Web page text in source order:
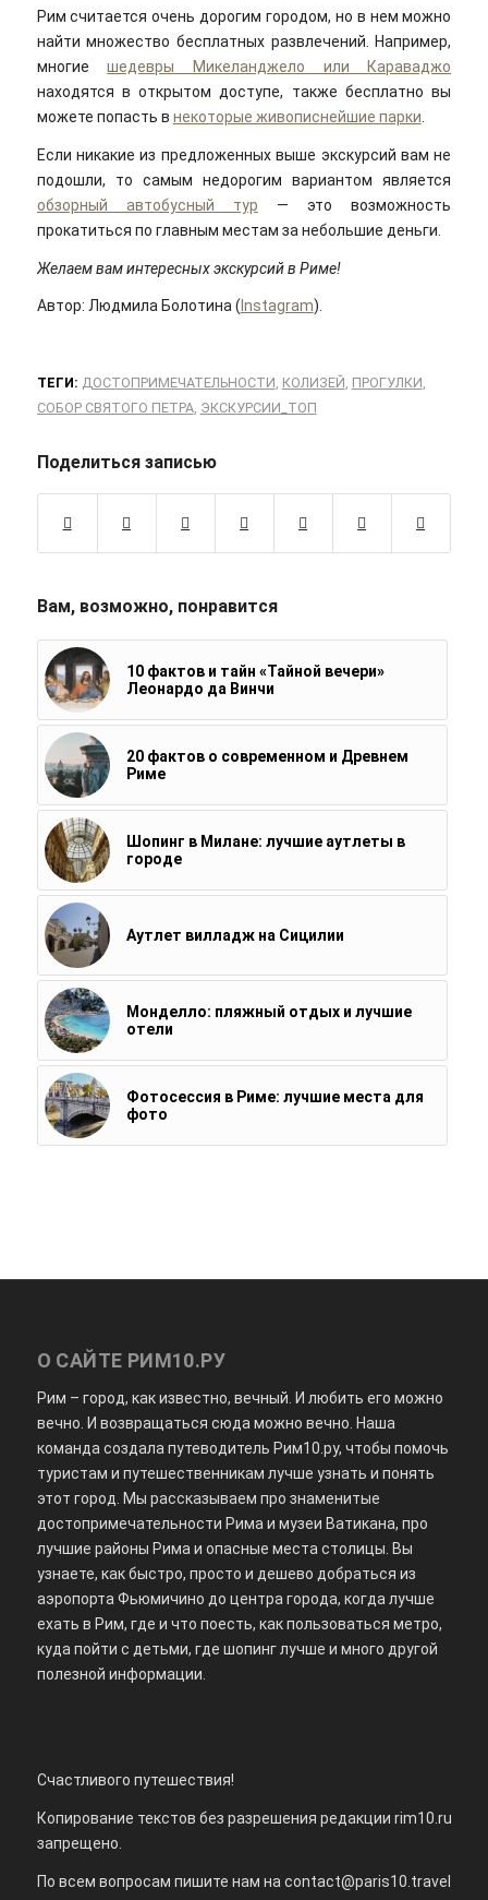
Рим считается очень дорогим городом, но в нем можно
найти множество бесплатных развлечений. Например,
многиешедевры Микеланджело или Караваджо
находятся в открытом доступе, также бесплатно вы
можете попасть в некоторые живописнейшие парки
Если никакие из предложенных выше экскурсий вам не
подошли, то самым недорогим вариантом является
обзорный автобусный тур — это возможность
прокатиться по главным местам за небольшие деньги.
Желаем вам интересных экскурсий в Риме!
Автор: Людмила Болотина ( Instagram).
ТЕГИ: ДОСТОПРИМЕЧАТЕЛЬНОСТИ, КОЛИЗЕЙ, ПРОГУЛКИ,
СОБОР СВЯТОГО ПЕТРА, ЭКСКУРСИИ_ТОП
Поделиться записью
Вам, возможно, понравится
10 фактов и тайн «Тайной вечери»
Леонардо да Винчи
20 фактов о современном и Древнем
Риме
Шопинг в Милане: лучшие аутлеты в
городе
Аутлет вилладж на Сицилии
Монделло: пляжный отдых и лучшие
отели
Фотосессия в Риме: лучшие места для
фото
О САЙТЕ РИМ10.РУ
Рим – город, как известно, вечный. И любить его можно
вечно. И возвращаться сюда можно вечно. Наша
команда создала путеводитель Рим10.ру, чтобы помочь
туристам и путешественникам лучше узнать и понять
этот город. Мы рассказываем про знаменитые
достопримечательности Рима и музеи Ватикана, про
лучшие районы Рима и опасные места столицы. Вы
узнаете, как быстро, просто и дешево добраться из
аэропорта Фьюмичино до центра города, когда лучше
ехать в Рим, где и что поесть, как пользоваться метро,
куда пойти с детьми, где шопинг лучше и много другой
полезной информации.
Счастливого путешествия!
Копирование текстов без разрешения редакции rim10.ru
запрещено.
По всем вопросам пишите нам на contact@paris10.travel